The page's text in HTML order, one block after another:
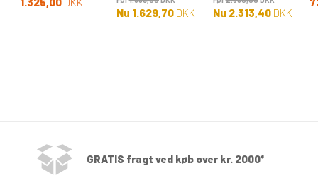
Nu 1.629,70 DKK Nu 2.313,40 DKK
GRATIS fragt ved køb over kr. 2000*